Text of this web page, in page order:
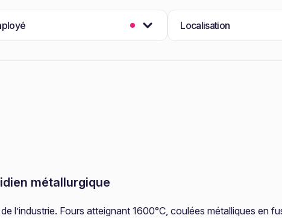
Localisation
métallurgique
l’industrie. Fours atteignant 1600°C, coulées métalliques en